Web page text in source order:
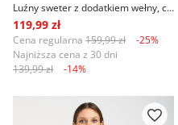
Luźny sweter z dodatkiem wełny, czarny
119,99 zł
Cena regularna 159,99 zł
-25%
Najniższa cena z 30 dni
139,99 zł
-14%